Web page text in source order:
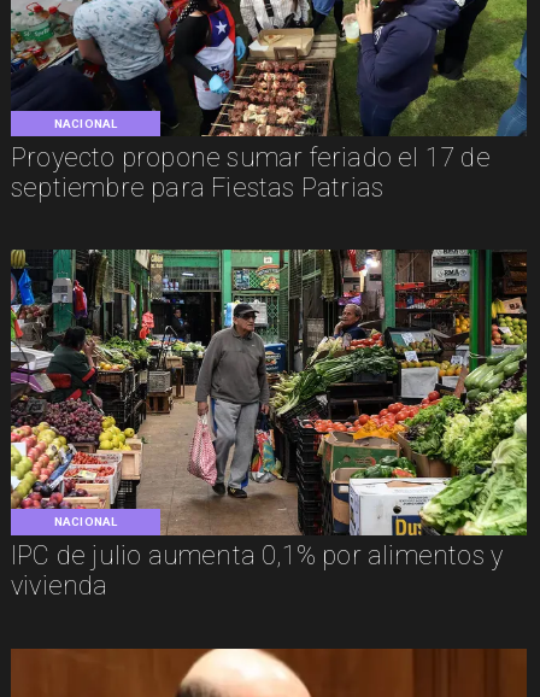
NACIONAL
Proyecto propone sumar feriado el 17 de
septiembre para Fiestas Patrias
NACIONAL
IPC de julio aumenta 0,1% por alimentos y
vivienda